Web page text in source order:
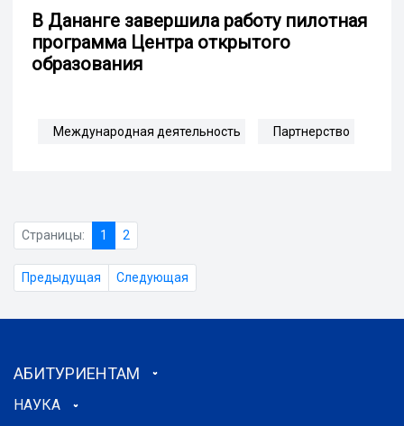
В Дананге завершила работу пилотная
программа Центра открытого
образования
Международная деятельность Партнерство
Страницы: 1 2
Предыдущая Следующая
АБИТУРИЕНТАМ
НАУКА